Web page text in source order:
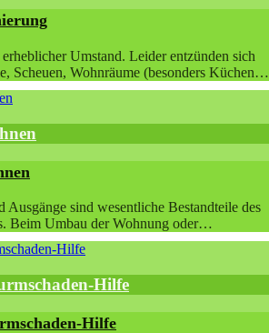
Umstand. Leider entzünden sich
Scheuen, Wohnräume (besonders Küchen…
Ausgänge sind wesentliche Bestandteile des
Beim Umbau der Wohnung oder…
Hilfe
Hilfe